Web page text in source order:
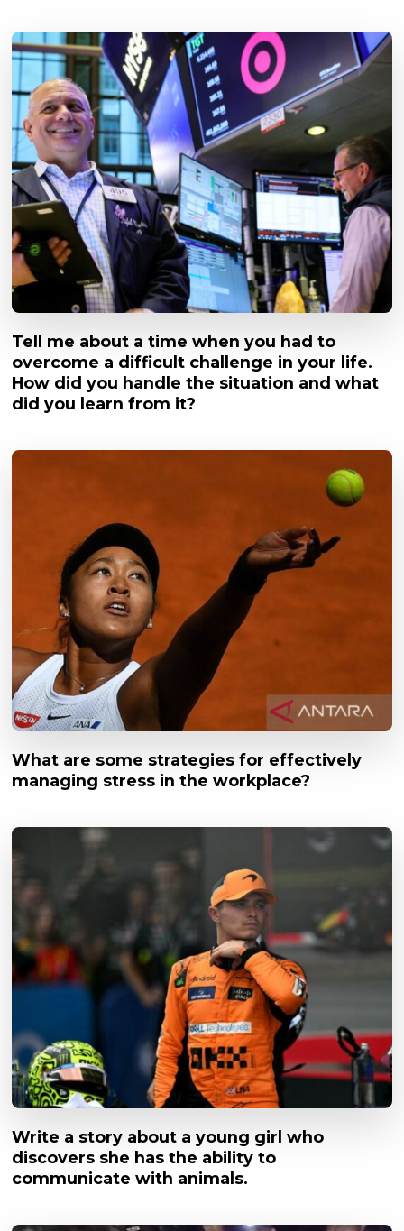
Tell me about a time when you had to
overcome a difficult challenge in your life.
How did you handle the situation and what
did you learn from it?
What are some strategies for effectively
managing stress in the workplace?
Write a story about a young girl who
discovers she has the ability to
communicate with animals.